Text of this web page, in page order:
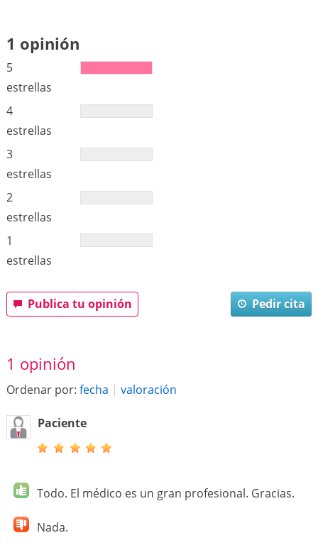
1 opinión
5
estrellas
4
estrellas
3
estrellas
2
estrellas
1
estrellas
Publica tu opinión Pedir cita
1 opinión
Ordenar por: fecha | valoración
Paciente
Todo. El médico es un gran profesional. Gracias.
Nada.